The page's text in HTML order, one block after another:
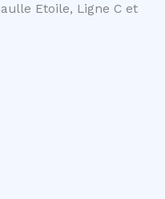
Etoile, Ligne C et